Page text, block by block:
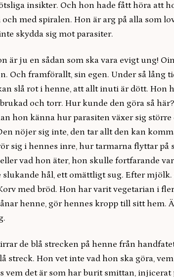
insikter. Och hon hade fått höra att
med spiralen. Hon är arg på alla som
skydda sig mot parasiter.
är ju en sådan som ska vara evigt ung!
Och framförallt, sin egen. Under så lång
slå rot i henne, att allt inuti är dött. Hon
och torr. Hur kunde den göra så
hon känna hur parasiten växer sig större
nöjer sig inte, den tar allt den kan
sig i hennes inre, hur tarmarna flyttar på
vad hon äter, hon skulle fortfarande
slukande hål, ett omättligt sug. Efter mjölk.
med bröd. Hon har varit vegetarian i
henne, gör hennes kropp till sitt hem.
de blå strecken på henne från
streck. Hon vet inte vad hon ska göra,
vem det är som har burit smittan, injicerat